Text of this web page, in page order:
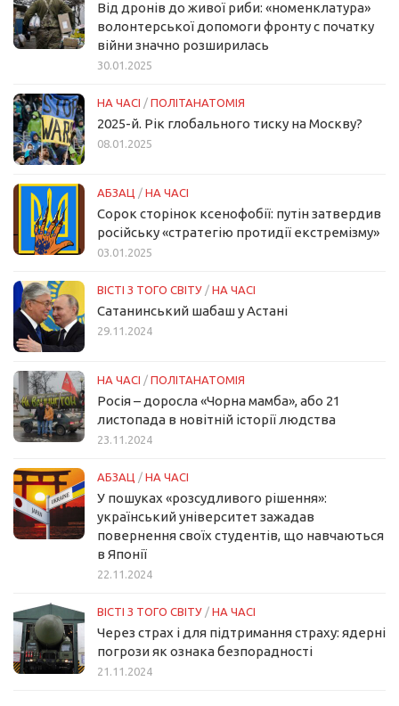
Від дронів до живої риби: «номенклатура»
волонтерської допомоги фронту с початку
війни значно розширилась
30.01.2025
НА ЧАСІ / ПОЛІТАНАТОМІЯ
2025-й. Рік глобального тиску на Москву?
08.01.2025
АБЗАЦ / НА ЧАСІ
Сорок сторінок ксенофобії: путін затвердив
російську «стратегію протидії екстремізму»
03.01.2025
ВІСТІ З ТОГО СВІТУ / НА ЧАСІ
Сатанинський шабаш у Астані
29.11.2024
НА ЧАСІ / ПОЛІТАНАТОМІЯ
Росія – доросла «Чорна мамба», або 21
листопада в новітній історії людства
23.11.2024
АБЗАЦ / НА ЧАСІ
У пошуках «розсудливого рішення»:
український університет зажадав
повернення своїх студентів, що навчаються
в Японії
22.11.2024
ВІСТІ З ТОГО СВІТУ / НА ЧАСІ
Через страх і для підтримання страху: ядерні
погрози як ознака безпорадності
21.11.2024